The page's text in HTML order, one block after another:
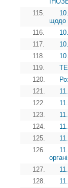
115.
щодо
116.
117.
118.
119.
120.
121.
122.
123.
124.
125.
126.
127.
128.